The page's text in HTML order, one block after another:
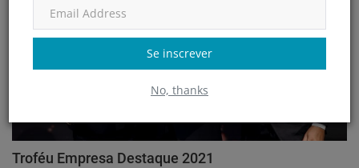
Se inscrever
No, thanks
Troféu Empresa Destaque 2021